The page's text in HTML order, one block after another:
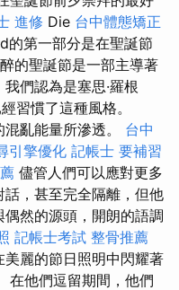
進修 Die 台中體態矯正
的第一部分是在聖誕節
的聖誕節是一部主導著
們認為是塞思·羅根
習慣了這種風格。
亂能量所滲透。 台中
引擎優化 記帳士 要補習
儘管人們可以應對更多
，甚至完全隔離，但他
然的源頭，開朗的語調
記帳士考試 整骨推薦
麗的節日照明中閃耀著
在他們逗留期間，他們